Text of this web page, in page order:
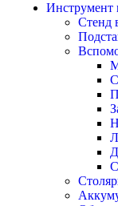
Инструмент
Стенд